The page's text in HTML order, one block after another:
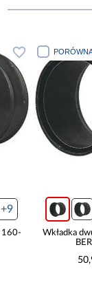
+9
160-
Wkładka